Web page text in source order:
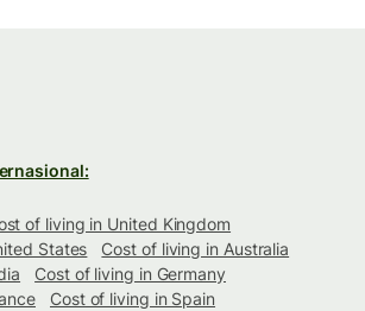
of living in United Kingdom
States
Cost of living in Australia
Cost of living in Germany
Cost of living in Spain